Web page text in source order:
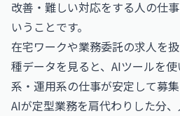
改善・難しい対応をする人の仕
いうことです。
在宅ワークや業務委託の求人を
種データを見ると、AIツールを
系・運用系の仕事が安定して募
AIが定型業務を肩代わりした分